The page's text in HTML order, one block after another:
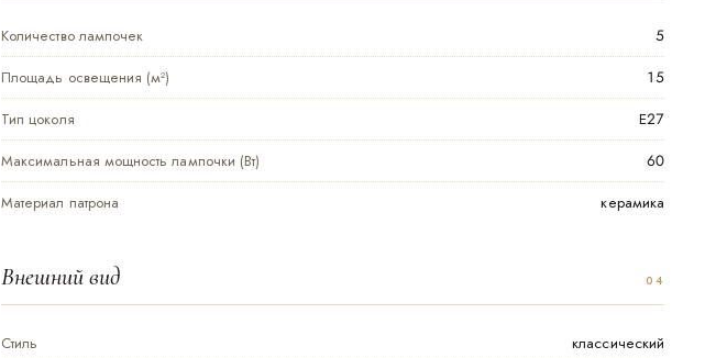
Количество лампочек
5
Площадь освещения (м²)
15
Тип цоколя
Е27
Максимальная мощность лампочки (Вт)
60
Материал патрона
керамика
Внешний вид
Стиль
классический